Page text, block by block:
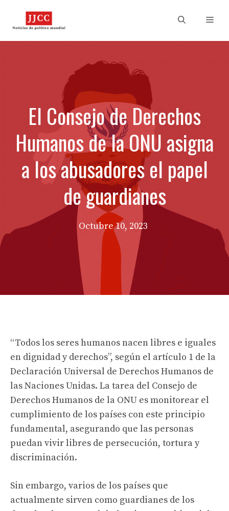
El Consejo de Derechos
Humanos de la ONU asigna
a los abusadores el papel
de guardianes
Octubre 10, 2023
“Todos los seres humanos nacen libres e iguales
en dignidad y derechos”, según el artículo 1 de la
Declaración Universal de Derechos Humanos de
las Naciones Unidas. La tarea del Consejo de
Derechos Humanos de la ONU es monitorear el
cumplimiento de los países con este principio
fundamental, asegurando que las personas
puedan vivir libres de persecución, tortura y
discriminación.
Sin embargo, varios de los países que
actualmente sirven como guardianes de los